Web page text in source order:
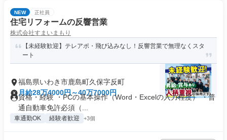
NEW 正社員
住宅リフォームの反響営業
株式会社すまいまもり
【未経験歓迎】テレアポ・飛び込みなし！反響営業で無理なくスタ
ート
福島県いわき市鹿島町久保字反町
月給28万4000円～40万7000円
資格・経験 ・PCの基本操作（Word・Excelの入力程度） ・普
通自動車免許必須（...
車通勤OK 経験者歓迎 +3個